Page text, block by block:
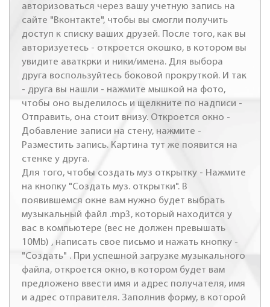
авторизоваться через вашу учетную запись на
сайте "Вконтакте", чтобы вы смогли получить
доступ к списку ваших друзей. После того, как вы
авторизуетесь - откроется окошко, в котором вы
увидите аваткрки и ники/имена. Для выбора
друга воспользуйтесь боковой прокруткой. И так
- друга вы нашли - нажмите мышкой на фото,
чтобы оно выделилось и щелкните по надписи -
Отправить, она стоит внизу. Откроется окно -
Добавление записи на стену, нажмите -
Разместить запись. Картина тут же появится на
стенке у друга.
Для того, чтобы создать муз открытку - Нажмите
на кнопку "Создать муз. открытки". В
появившемся окне вам нужно будет выбрать
музыкальный файл .mp3, который находится у
вас в компьютере (вес не должен превышать
10Mb) , написать свое письмо и нажать кнопку -
"Создать" . При успешной загрузке музыкального
файла, откроется окно, в котором будет вам
предложено ввести имя и адрес получателя, имя
и адрес отправителя. Заполнив форму, в которой